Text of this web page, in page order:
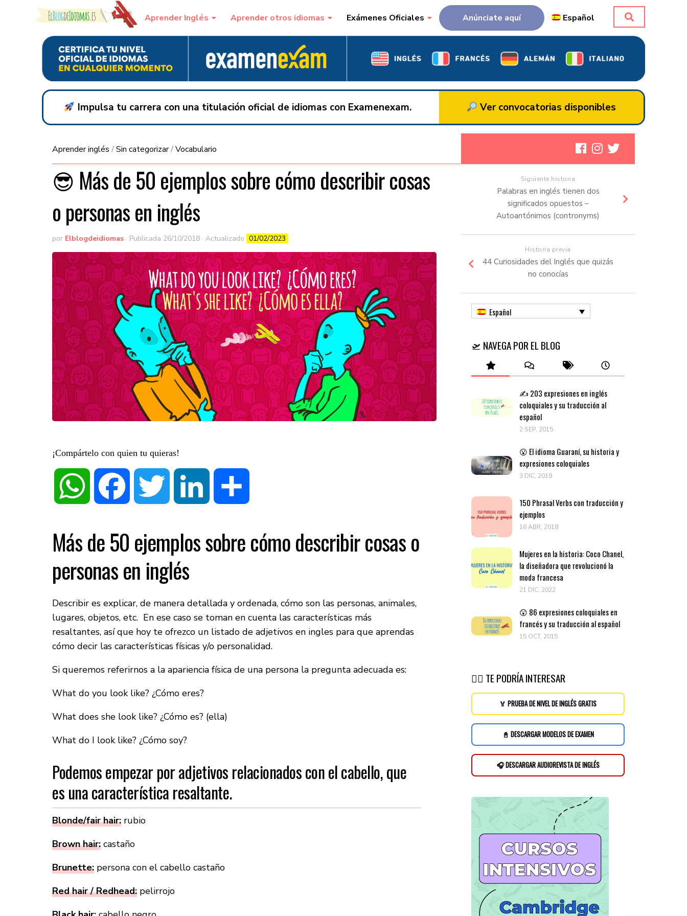
Skip to content Aprender Inglés Aprender otros idiomas Exámenes Oficiales Anúnciate aquí Español
Impulsa tu carrera con una titulación oficial de idiomas con Examenexam. Ver convocatorias disponibles
Aprender inglés /Sin categorizar/Vocabulario
😎 Más de 50 ejemplos sobre cómo describir cosas
o personas en inglés
por Elblogdeidiomas · Publicada 26/10/2018 · Actualizado 01/02/2023
¡Compártelo con quien tu quieras!
WhatsApp Facebook LinkedIn
Más de 50 ejemplos sobre cómo describir cosas o
personas en inglés
Describir es explicar, de manera detallada y ordenada, cómo son las personas, animales,
lugares, objetos, etc. En ese caso se toman en cuenta las características más
resaltantes, así que hoy te ofrezco un listado de adjetivos en ingles para que aprendas
cómo decir las características físicas y/o personalidad.
Si queremos referirnos a la apariencia física de una persona la pregunta adecuada es:
What do you look like? ¿Cómo eres?
What does she look like? ¿Cómo es? (ella)
What do I look like? ¿Cómo soy?
Podemos empezar por adjetivos relacionados con el cabello, que
es una característica resaltante.
Blonde/fair hair: rubio
Brown hair: castaño
Brunette: persona con el cabello castaño
Red hair / Redhead: pelirrojo
Siguiente historia
Palabras en inglés tienen dos
significados opuestos –
Autoantónimos (contronyms)
Historia previa
44 Curiosidades del Inglés que quizás
no conocías
Español
🛫 NAVEGA POR EL BLOG
✍️ 203 expresiones en inglés
coloquiales y su traducción al
español
2 SEP, 2015
😮 El idioma Guaraní, su historia y
expresiones coloquiales
3 DIC, 2019
150 Phrasal Verbs con traducción y
ejemplos
16 ABR, 2018
Mujeres en la historia: Coco Chanel,
la diseñadora que revolucionó la
moda francesa
21 DIC, 2022
😲 86 expresiones coloquiales en
francés y su traducción al español
15 OCT, 2015
👉🏽 TE PODRÍA INTERESAR
🏅 PRUEBA DE NIVEL DE INGLÉS GRATIS
📓 DESCARGAR MODELOS DE EXAMEN
🎧 DESCARGAR AUDIOREVISTA DE INGLÉS